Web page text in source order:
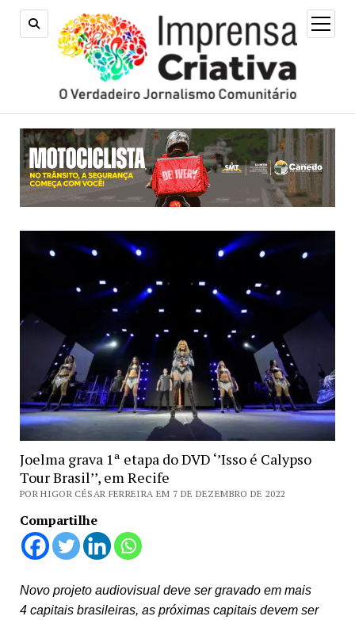
open
menu
Joelma grava 1ª etapa do DVD ‘’Isso é Calypso
Tour Brasil’’, em Recife
POR HIGOR CÉSAR FERREIRA EM 7 DE DEZEMBRO DE 2022
Compartilhe
Novo projeto audiovisual deve ser gravado em mais
4 capitais brasileiras, as próximas capitais devem ser